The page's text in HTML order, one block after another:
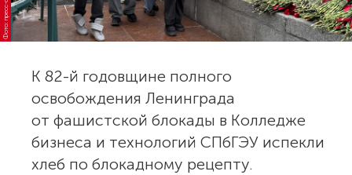
К 82-й годовщине полного
освобождения Ленинграда
от фашистской блокады в Колледже
бизнеса и технологий СПбГЭУ испекли
хлеб по блокадному рецепту.